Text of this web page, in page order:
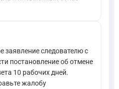
заявление следователю с
постановление об отмене
10 рабочих дней.
жалобу